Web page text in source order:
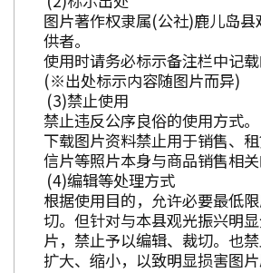
图片著作权隶属(公社)鹿儿岛
供者。
使用时请务必标示备注栏中记载
(※出处标示内容随图片而异)
禁止使用
禁止违反公序良俗的使用方式。
下载图片资料禁止用于销售、
信片等照片本身与商品销售相关
编辑等处理方式
根据使用目的，允许必要最低
切。但针对与本县观光振兴明
片，禁止予以编辑、裁切。也
扩大、缩小，以致明显损害图片